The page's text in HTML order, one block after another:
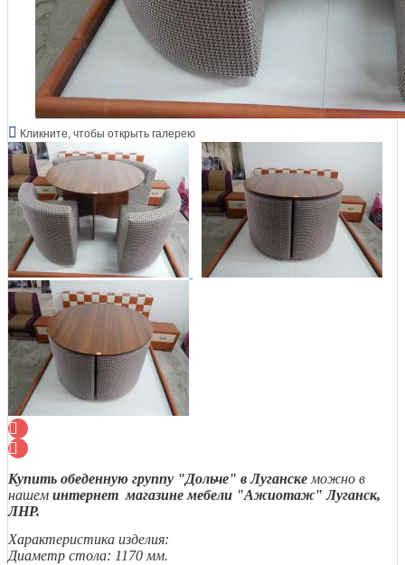
Кликните, чтобы открыть галерею
Купить обеденную группу "Дольче" в Луганске можно в
нашем интернет магазине мебели "Ажиотаж" Луганск,
ЛНР.
Характеристика изделия:
Диаметр стола: 1170 мм.